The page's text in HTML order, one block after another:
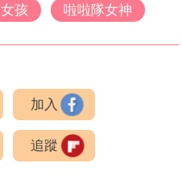
孩 啦啦隊女神
加入
追蹤